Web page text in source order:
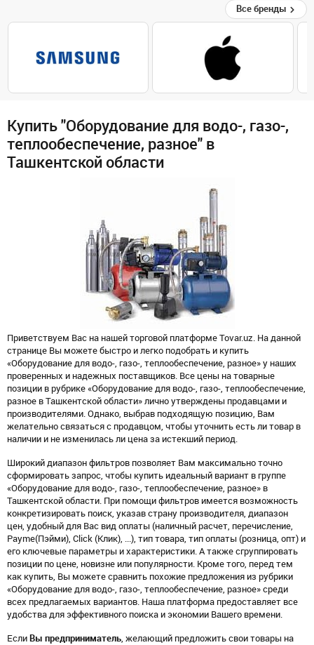
Все бренды
Купить "Оборудование для водо-, газо-,
теплообеспечение, разное" в
Ташкентской области
Приветствуем Вас на нашей торговой платформе Tovar.uz. На данной
странице Вы можете быстро и легко подобрать и купить
«Оборудование для водо-, газо-, теплообеспечение, разное» у наших
проверенных и надежных поставщиков. Все цены на товарные
позиции в рубрике «Оборудование для водо-, газо-, теплообеспечение,
разное в Ташкентской области» лично утверждены продавцами и
производителями. Однако, выбрав подходящую позицию, Вам
желательно связаться с продавцом, чтобы уточнить есть ли товар в
наличии и не изменилась ли цена за истекший период.
Широкий диапазон фильтров позволяет Вам максимально точно
сформировать запрос, чтобы купить идеальный вариант в группе
«Оборудование для водо-, газо-, теплообеспечение, разное» в
Ташкентской области. При помощи фильтров имеется возможность
конкретизировать поиск, указав страну производителя, диапазон
цен, удобный для Вас вид оплаты (наличный расчет, перечисление,
Payme(Пэйми), Click (Клик), ...), тип товара, тип оплаты (розница, опт) и
его ключевые параметры и характеристики. А также сгруппировать
позиции по цене, новизне или популярности. Кроме того, перед тем
как купить, Вы можете сравнить похожие предложения из рубрики
«Оборудование для водо-, газо-, теплообеспечение, разное» среди
всех предлагаемых вариантов. Наша платформа предоставляет все
удобства для эффективного поиска и экономии Вашего времени.
Если Вы предприниматель, желающий предложить свои товары на